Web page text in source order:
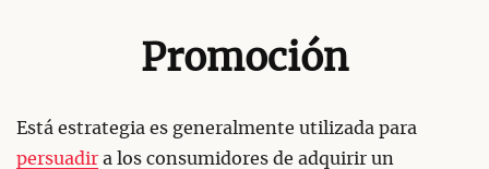
Promoción
Está estrategia es generalmente utilizada para
persuadir a los consumidores de adquirir un